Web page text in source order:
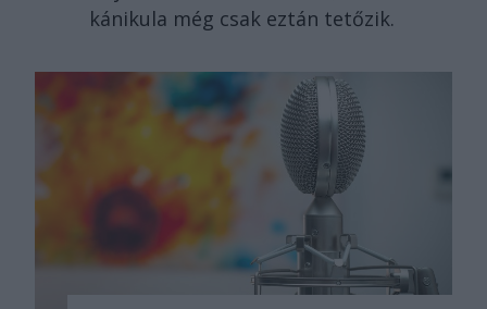
kánikula még csak eztán tetőzik.